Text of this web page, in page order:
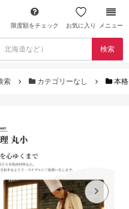
限度額をチェック お気に入り メニュー
検索
索 カテゴリーなし 本